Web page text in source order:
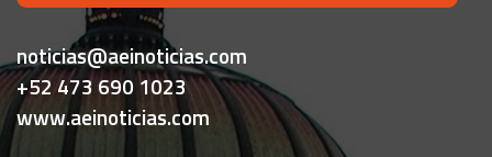
noticias@aeinoticias.com
+52 473 690 1023
www.aeinoticias.com